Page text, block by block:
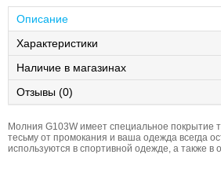
Описание
Характеристики
Наличие в магазинах
Отзывы (0)
Молния G103W имеет специальное покрытие
тесьму от промокания и ваша одежда всегда
используются в спортивной одежде, а также в